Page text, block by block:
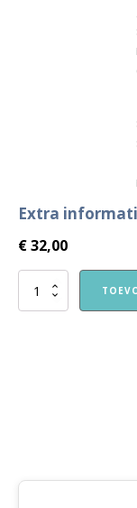
Extra
€32,00
VVE